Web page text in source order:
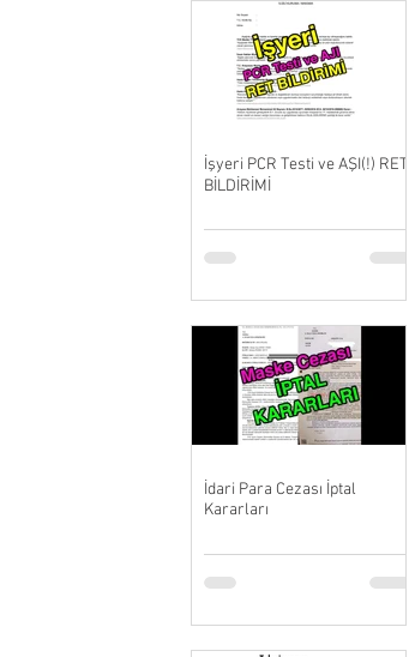
İşyeri PCR Testi ve AŞI(!) RET
BİLDİRİMİ
İdari Para Cezası İptal
Kararları